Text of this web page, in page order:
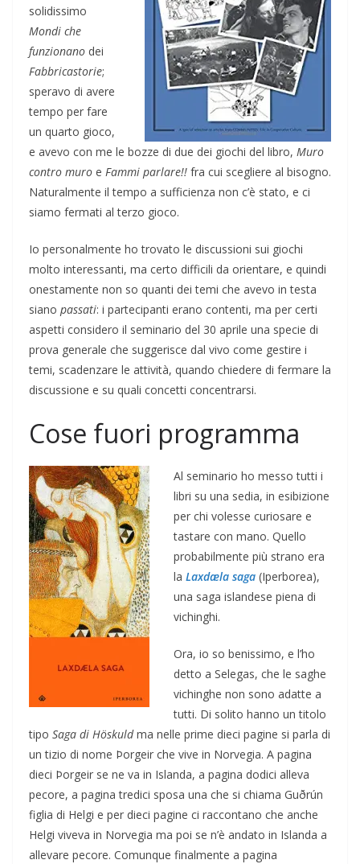
solidissimo
Mondi che
funzionano dei
Fabbricastorie;
speravo di avere
tempo per fare
un quarto gioco,
e avevo con me le bozze di due dei giochi del libro, Muro
contro muro e Fammi parlare!! fra cui scegliere al bisogno.
Naturalmente il tempo a sufficienza non c’è stato, e ci
siamo fermati al terzo gioco.
Io personalmente ho trovato le discussioni sui giochi
molto interessanti, ma certo difficili da orientare, e quindi
onestamente non so quanti dei temi che avevo in testa
siano passati: i partecipanti erano contenti, ma per certi
aspetti considero il seminario del 30 aprile una specie di
prova generale che suggerisce dal vivo come gestire i
temi, scadenzare le attività, quando chiedere di fermare la
discussione e su quali concetti concentrarsi.
Cose fuori programma
Al seminario ho messo tutti i
libri su una sedia, in esibizione
per chi volesse curiosare e
tastare con mano. Quello
probabilmente più strano era
la Laxdæla saga (Iperborea),
una saga islandese piena di
vichinghi.
Ora, io so benissimo, e l’ho
detto a Selegas, che le saghe
vichinghe non sono adatte a
tutti. Di solito hanno un titolo
tipo Saga di Höskuldma nelle prime dieci pagine si parla di
un tizio di nome Þorgeir che vive in Norvegia. A pagina
dieci Þorgeir se ne va in Islanda, a pagina dodici alleva
pecore, a pagina tredici sposa una che si chiama Guðrún
figlia di Helgi e per dieci pagine ci raccontano che anche
Helgi viveva in Norvegia ma poi se n’è andato in Islanda a
allevare pecore. Comunque finalmente a pagina